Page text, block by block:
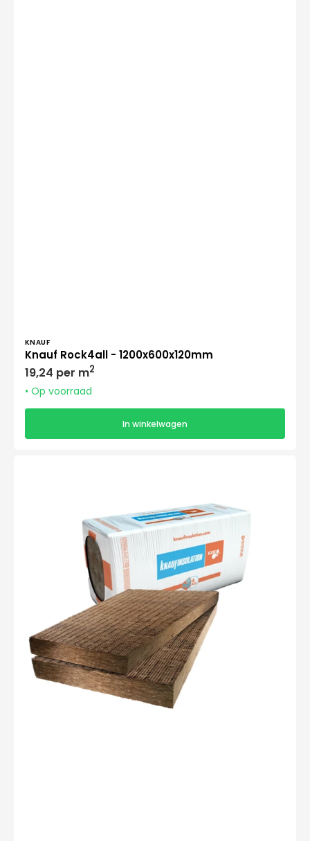
KNAUF
Knauf Rock4all - 1200x600x120mm
Normale
prijs
19,24 per m2
• Op voorraad
In winkelwagen
1200x600x140mm